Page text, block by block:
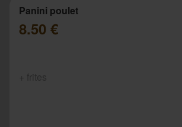
Panini poulet
8.50 €